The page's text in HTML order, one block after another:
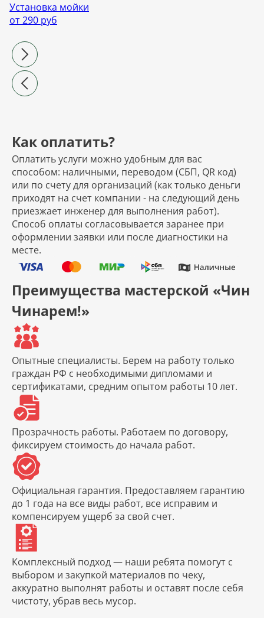
Установка мойки
от 290 руб
Как оплатить?
Оплатить услуги можно удобным для вас
способом: наличными, переводом (СБП, QR код)
или по счету для организаций (как только деньги
приходят на счет компании - на следующий день
приезжает инженер для выполнения работ).
Способ оплаты согласовывается заранее при
оформлении заявки или после диагностики на
месте.
Преимущества мастерской «Чин
Чинарем!»
Опытные специалисты. Берем на работу только
граждан РФ с необходимыми дипломами и
сертификатами, средним опытом работы 10 лет.
Прозрачность работы. Работаем по договору,
фиксируем стоимость до начала работ.
Официальная гарантия. Предоставляем гарантию
до 1 года на все виды работ, все исправим и
компенсируем ущерб за свой счет.
Комплексный подход— наши ребята помогут с
выбором и закупкой материалов по чеку,
аккуратно выполнят работы и оставят после себя
чистоту, убрав весь мусор.